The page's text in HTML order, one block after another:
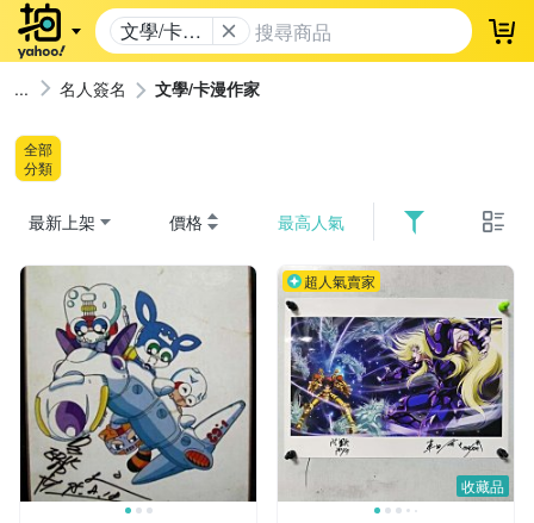
文學/卡漫
作家
登
名人簽名 文學/卡漫作家
全部
分類
最新上架 價格 最高人氣
收藏品
超人氣賣家